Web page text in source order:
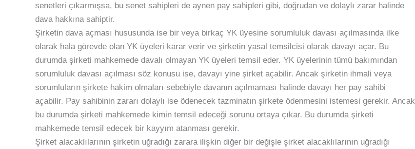
senetleri çıkarmışsa, bu senet sahipleri de aynen pay sahipleri gibi, doğrudan ve dolaylı zarar halinde
dava hakkına sahiptir.
Şirketin dava açması hususunda ise bir veya birkaç YK üyesine sorumluluk davası açılmasında ilke
olarak hala görevde olan YK üyeleri karar verir ve şirketin yasal temsilcisi olarak davayı açar. Bu
durumda şirketi mahkemede davalı olmayan YK üyeleri temsil eder. YK üyelerinin tümü bakımından
sorumluluk davası açılması söz konusu ise, davayı yine şirket açabilir. Ancak şirketin ihmali veya
sorumluların şirkete hakim olmaları sebebiyle davanın açılmaması halinde davayı her pay sahibi
açabilir. Pay sahibinin zararı dolaylı ise ödenecek tazminatın şirkete ödenmesini istemesi gerekir. Ancak
bu durumda şirketi mahkemede kimin temsil edeceği sorunu ortaya çıkar. Bu durumda şirketi
mahkemede temsil edecek bir kayyım atanması gerekir.
Şirket alacaklılarının şirketin uğradığı zarara ilişkin diğer bir değişle şirket alacaklılarının uğradığı